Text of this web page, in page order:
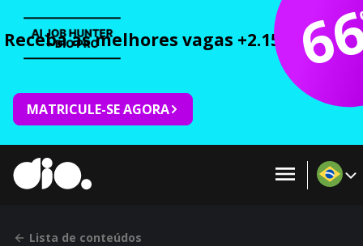
Receba as melhores vagas +2.150 cursos
MATRICULE-SE AGORA
Lista de conteúdos